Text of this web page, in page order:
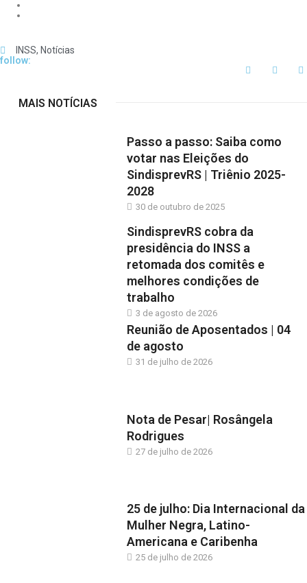
INSS, Notícias
follow:
MAIS NOTÍCIAS
Passo a passo: Saiba como
votar nas Eleições do
SindisprevRS | Triênio 2025-
2028
30 de outubro de 2025
SindisprevRS cobra da
presidência do INSS a
retomada dos comitês e
melhores condições de
trabalho
3 de agosto de 2026
Reunião de Aposentados | 04
de agosto
31 de julho de 2026
Nota de Pesar| Rosângela
Rodrigues
27 de julho de 2026
25 de julho: Dia Internacional da
Mulher Negra, Latino-
Americana e Caribenha
25 de julho de 2026